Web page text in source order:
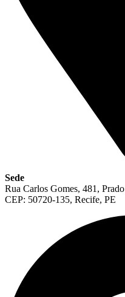
Sede
Rua Carlos Gomes, 481, Prado
CEP: 50720-135, Recife, PE